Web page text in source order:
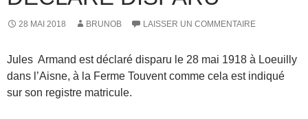
28 MAI 2018 BRUNOB LAISSER UN COMMENTAIRE
Jules Armand est déclaré disparu le 28 mai 1918 à Loeuilly
dans l’Aisne, à la Ferme Touvent comme cela est indiqué
sur son registre matricule.